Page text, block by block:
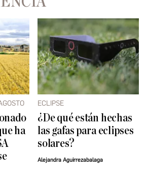
ha
ECLIPSE
¿De qué están hechas
las gafas para eclipses
solares?
Alejandra Aguirrezabalaga